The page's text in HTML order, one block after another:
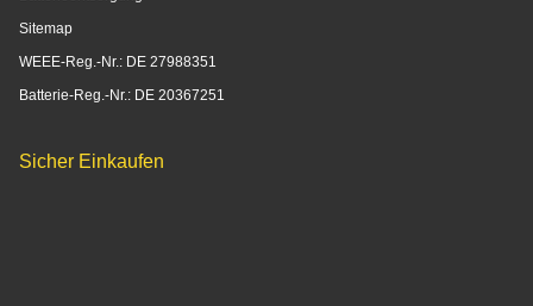
Sitemap
WEEE-Reg.-Nr.: DE 27988351
Batterie-Reg.-Nr.: DE 20367251
Sicher Einkaufen